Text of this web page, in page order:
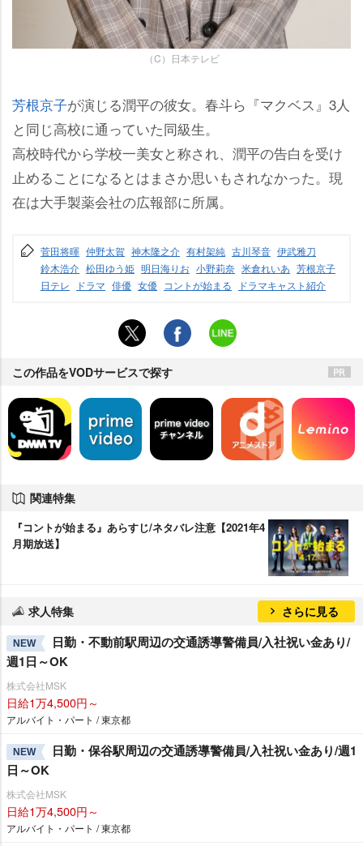
（C）日本テレビ
芳根京子が演じる潤平の彼女。春斗ら『マクベス』3人
と同じ高校に通っていた同級生。
高校時代から学校一美女と称され、潤平の告白を受け
止めることになるとはまさか思いもされなかった。現
在は大手製薬会社の広報部に所属。
菅田将暉 仲野太賀 神木隆之介 有村架純 古川琴音 伊武雅刀
鈴木浩介 松田ゆう姫 明日海りお 小野莉奈 米倉れいあ 芳根京子
日テレ
ドラマ 俳優 女優 コントが始まる ドラマキャスト紹介
この作品をVODサービスで探す
関連特集
『コントが始まる』あらすじ/ネタバレ注意【2021年4
月期放送】
求人特集 さらに見る
NEW
日勤・不動前駅周辺の交通誘導警備員/入社祝い金あり/
週1日～OK
株式会社MSK
日給1万4,500円～
アルバイト・パート / 東京都
NEW
日勤・保谷駅周辺の交通誘導警備員/入社祝い金あり/週1
日～OK
株式会社MSK
日給1万4,500円～
アルバイト・パート / 東京都